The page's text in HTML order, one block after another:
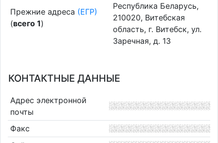
Прежние адреса (ЕГР)
(всего 1)
Республика Беларусь,
210020, Витебская
область, г. Витебск, ул.
Заречная, д. 13
КОНТАКТНЫЕ ДАННЫЕ
Адрес электронной
почты
Факс